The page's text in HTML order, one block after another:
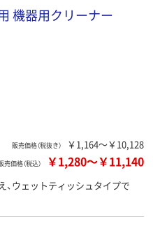
機器用クリーナー
販売価格（税抜き） ￥1,164～￥10,128
売価格（税込） ￥1,280～￥11,140
、ウェットティッシュタイプで